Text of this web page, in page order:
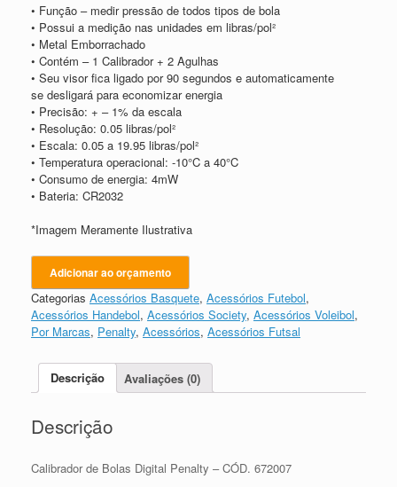
• Função – medir pressão de todos tipos de bola
• Possui a medição nas unidades em libras/pol²
• Metal Emborrachado
• Contém – 1 Calibrador + 2 Agulhas
• Seu visor fica ligado por 90 segundos e automaticamente
se desligará para economizar energia
• Precisão: + – 1% da escala
• Resolução: 0.05 libras/pol²
• Escala: 0.05 a 19.95 libras/pol²
• Temperatura operacional: -10°C a 40°C
• Consumo de energia: 4mW
• Bateria: CR2032
*Imagem Meramente Ilustrativa
Adicionar ao orçamento
Categorias Acessórios Basquete, Acessórios Futebol,
Acessórios Handebol, Acessórios Society, Acessórios Voleibol,
Por Marcas, Penalty, Acessórios, Acessórios Futsal
Descrição Avaliações (0)
Descrição
Calibrador de Bolas Digital Penalty – CÓD. 672007